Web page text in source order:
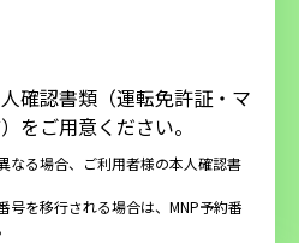
確認書類（運転免許証・マ
をご用意ください。
なる場合、ご利用者様の本人確認書
を移行される場合は、MNP予約番